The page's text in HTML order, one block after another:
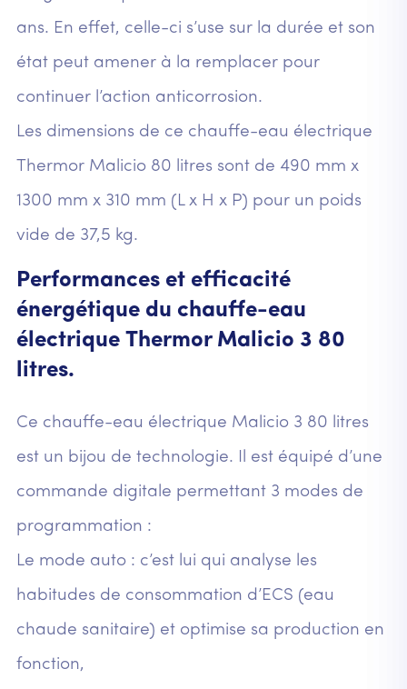
ans. En effet, celle-ci s’use sur la durée et son
état peut amener à la remplacer pour
continuer l’action anticorrosion.
Les dimensions de ce chauffe-eau électrique
Thermor Malicio 80 litres sont de 490 mm x
1300 mm x 310 mm (L x H x P) pour un poids
vide de 37,5 kg.
Performances et efficacité
énergétique du chauffe-eau
électrique Thermor Malicio 3 80
litres.
Ce chauffe-eau électrique Malicio 3 80 litres
est un bijou de technologie. Il est équipé d’une
commande digitale permettant 3 modes de
programmation :
Le mode auto : c’est lui qui analyse les
habitudes de consommation d’ECS (eau
chaude sanitaire) et optimise sa production en
fonction,